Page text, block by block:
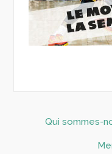
Qui sommes-